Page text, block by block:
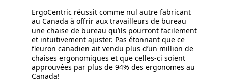
ErgoCentric réussit comme nul autre fabricant
au Canada à offrir aux travailleurs de bureau
une chaise de bureau qu’ils pourront facilement
et intuitivement ajuster. Pas étonnant que ce
fleuron canadien ait vendu plus d’un million de
chaises ergonomiques et que celles-ci soient
approuvées par plus de 94% des ergonomes au
Canada!